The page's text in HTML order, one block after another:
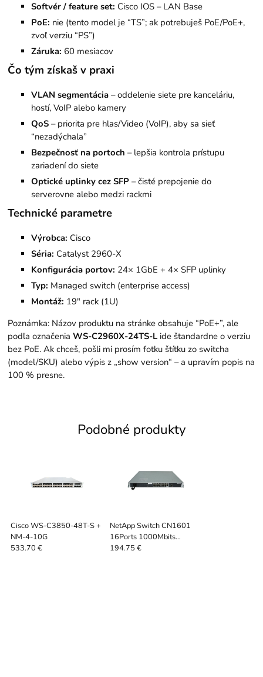
Softvér / feature set: Cisco IOS – LAN Base
PoE: nie (tento model je “TS”; ak potrebuješ PoE/PoE+,
zvoľ verziu “PS”)
Záruka: 60 mesiacov
Čo tým získaš v praxi
VLAN segmentácia – oddelenie siete pre kanceláriu,
hostí, VoIP alebo kamery
QoS – priorita pre hlas/Video (VoIP), aby sa sieť
“nezadýchala”
Bezpečnosť na portoch – lepšia kontrola prístupu
zariadení do siete
Optické uplinky cez SFP – čisté prepojenie do
serverovne alebo medzi rackmi
Technické parametre
Výrobca: Cisco
Séria: Catalyst 2960-X
Konfigurácia portov: 24× 1GbE + 4× SFP uplinky
Typ: Managed switch (enterprise access)
Montáž: 19" rack (1U)
Poznámka: Názov produktu na stránke obsahuje “PoE+”, ale
podľa označeniaWS-C2960X-24TS-L ide štandardne o verziu
bez PoE. Ak chceš, pošli mi prosím fotku štítku zo switcha
(model/SKU) alebo výpis z „show version“ – a upravím popis na
100 % presne.
Podobné produkty
Cisco WS-C3850-48T-S +
NM-4-10G
533.70 €
NetApp Switch CN1601
16Ports 1000Mbits
Managed NAE-1102
194.75 €